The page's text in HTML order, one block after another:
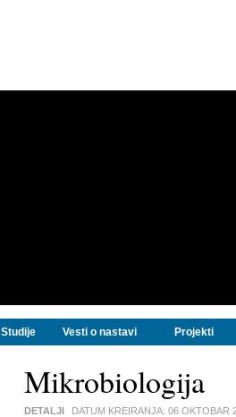
Studije Vesti o nastavi Projekti
Mikrobiologija
DETALJI DATUM KREIRANJA: 06 OKTOBAR